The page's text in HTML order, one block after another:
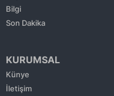
Bilgi
Son Dakika
KURUMSAL
Künye
İletişim